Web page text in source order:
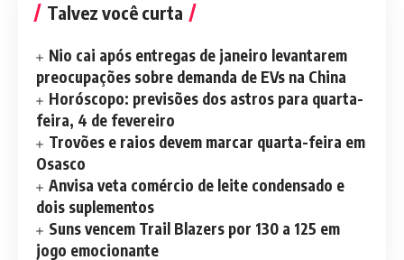
Talvez você curta
Nio cai após entregas de janeiro levantarem
preocupações sobre demanda de EVs na China
Horóscopo: previsões dos astros para quarta-
feira, 4 de fevereiro
Trovões e raios devem marcar quarta-feira em
Osasco
Anvisa veta comércio de leite condensado e
dois suplementos
Suns vencem Trail Blazers por 130 a 125 em
jogo emocionante